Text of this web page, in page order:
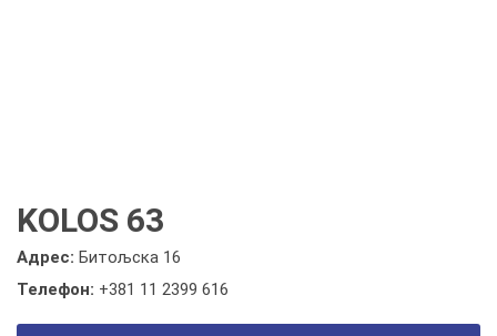
KOLOS 63
Адрес: Битољска 16
Телефон: +381 11 2399 616